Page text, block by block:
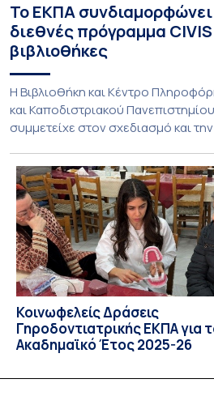
Το ΕΚΠΑ
διεθνές πρόγραμμα
βιβλιοθήκες
Η Βιβλιοθήκη και Κέντρο
και Καποδιστριακού
συμμετείχε στον σχεδιασμό και
Libraries and Participatory Culture”
πραγματοποιήθηκε με
εκπαιδευτικές δράσεις από τις 3
2026. Το πρόγραμμα αποτελεί […]
Κοινωφελείς Δράσεις
Γηροδοντιατρικής ΕΚΠΑ για
Ακαδημαϊκό Έτος 2025-26